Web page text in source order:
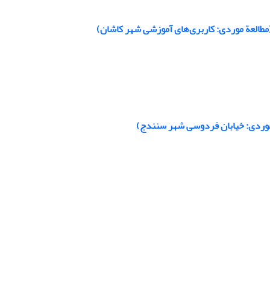
موردی: کاربری‌های آموزشی شهر کاشان)
خیابان فردوسی شهر سنندج)